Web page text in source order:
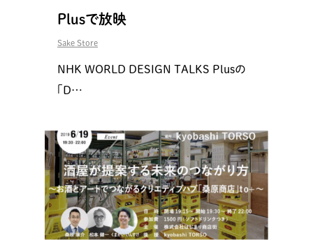
Plusで放映
Sake Store
NHK WORLD DESIGN TALKS Plusの
「D…